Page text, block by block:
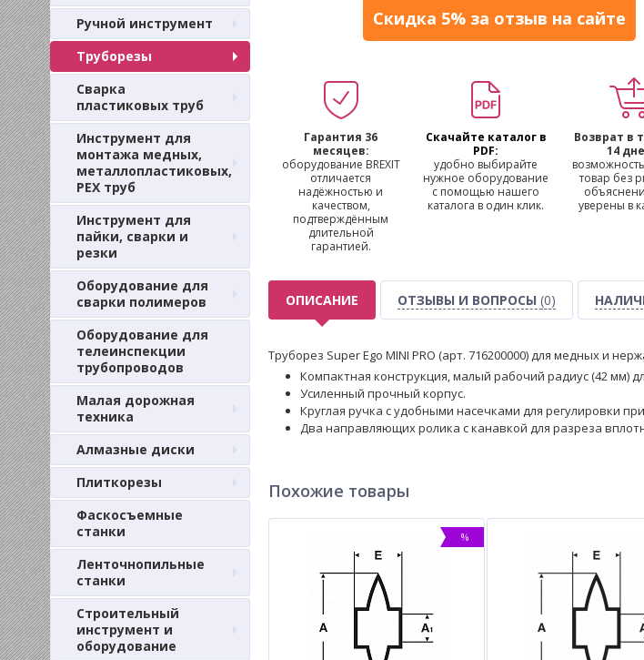
Ручной инструмент
Труборезы
Сварка
пластиковых труб
Инструмент для
монтажа медных,
металлопластиковых,
PEX труб
Инструмент для
пайки, сварки и
резки
Оборудование для
сварки полимеров
Оборудование для
телеинспекции
трубопроводов
Малая дорожная
техника
Алмазные диски
Плиткорезы
Фаскосъемные
станки
Ленточнопильные
станки
Строительный
инструмент и
оборудование
Скидка 5% за отзыв на сайте
Гарантия 36
месяцев:
оборудование BREXIT
отличается
надёжностью и
качеством,
подтверждённым
длительной
гарантией.
Скачайте каталог в
PDF:
удобно выбирайте
нужное оборудование
с помощью нашего
каталога в один клик.
Возврат в
14
товар без
уверены в
ОПИСАНИЕ ОТЗЫВЫ И ВОПРОСЫ (0)
Труборез Super Ego MINI PRO (арт. 716200000) для медных и
Компактная конструкция, малый рабочий радиус (42 мм)
Усиленный прочный корпус.
Круглая ручка с удобными насечками для регулировки
Два направляющих ролика с канавкой для разреза
Похожие товары
%